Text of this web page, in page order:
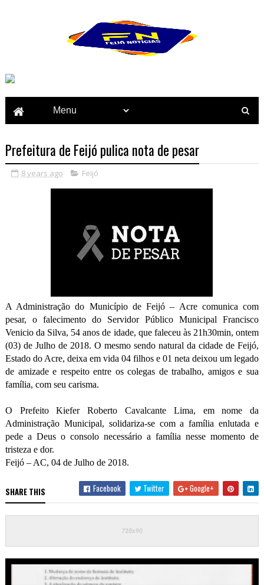
Prefeitura de Feijó pulica nota de pesar
8 years ago Feijó
A Administração do Município de Feijó – Acre comunica com
pesar, o falecimento do Servidor Público Municipal Francisco
Venicio da Silva, 54 anos de idade, que faleceu às 21h30min, ontem
(03) de Julho de 2018. O mesmo sendo natural da cidade de Feijó,
Estado do Acre, deixa em vida 04 filhos e 01 neta deixou um legado
de amizade e respeito entre os colegas de trabalho, amigos e sua
família, com seu carisma.
O Prefeito Kiefer Roberto Cavalcante Lima, em nome da
Administração Municipal, solidariza-se com a família enlutada e
pede a Deus o consolo necessário a família nesse momento de
tristeza e dor.
Feijó – AC, 04 de Julho de 2018.
SHARE THIS Facebook Twitter Google+